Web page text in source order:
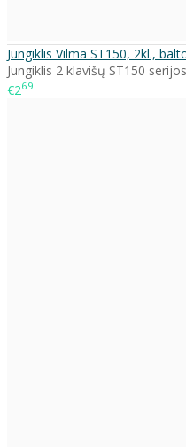
Jungiklis Vilma ST150, 2kl.,
Jungiklis 2 klavišų ST150
€269